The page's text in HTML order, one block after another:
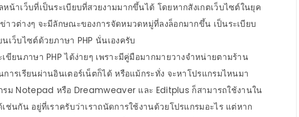
น้าเว็บที่เป็นระเบียบที่สวยงามมากขึ้นได้ โดยหากสังเกตเว็บไซต์ในยุค
าวต่างๆ จะมีลักษณะของการจัดหมวดหมู่ที่ลงล็อกมากขึ้น เป็นระเบียบ
เว็บไซต์ด้วยภาษา PHP นั่นเองครับ
เขียนภาษา PHP ได้ง่ายๆ เพราะมีคู่มือมากมายวางจำหน่ายตามร้าน
ารเรียนผ่านอินเตอร์เน็ตก็ได้ หรือแม้กระทั่ง จะหาโปรแกรมไหนมา
รม Notepad หรือ Dreamweaver และ Editplus ก็สามารถใช้งานใน
เช่นกัน อยู่ที่เราครับว่าเราถนัดการใช้งานด้วยโปรแกรมอะไร แต่หาก